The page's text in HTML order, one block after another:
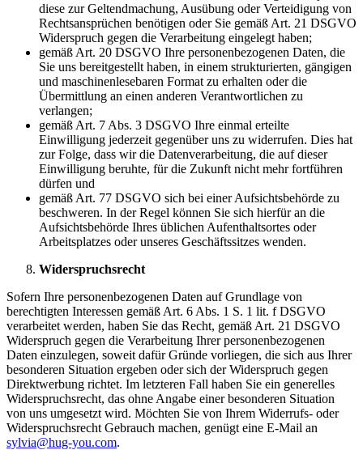
diese zur Geltendmachung, Ausübung oder Verteidigung von
Rechtsansprüchen benötigen oder Sie gemäß Art. 21 DSGVO
Widerspruch gegen die Verarbeitung eingelegt haben;
gemäß Art. 20 DSGVO Ihre personenbezogenen Daten, die
Sie uns bereitgestellt haben, in einem strukturierten, gängigen
und maschinenlesebaren Format zu erhalten oder die
Übermittlung an einen anderen Verantwortlichen zu
verlangen;
gemäß Art. 7 Abs. 3 DSGVO Ihre einmal erteilte
Einwilligung jederzeit gegenüber uns zu widerrufen. Dies hat
zur Folge, dass wir die Datenverarbeitung, die auf dieser
Einwilligung beruhte, für die Zukunft nicht mehr fortführen
dürfen und
gemäß Art. 77 DSGVO sich bei einer Aufsichtsbehörde zu
beschweren. In der Regel können Sie sich hierfür an die
Aufsichtsbehörde Ihres üblichen Aufenthaltsortes oder
Arbeitsplatzes oder unseres Geschäftssitzes wenden.
Widerspruchsrecht
Sofern Ihre personenbezogenen Daten auf Grundlage von
berechtigten Interessen gemäß Art. 6 Abs. 1 S. 1 lit. f DSGVO
verarbeitet werden, haben Sie das Recht, gemäß Art. 21 DSGVO
Widerspruch gegen die Verarbeitung Ihrer personenbezogenen
Daten einzulegen, soweit dafür Gründe vorliegen, die sich aus Ihrer
besonderen Situation ergeben oder sich der Widerspruch gegen
Direktwerbung richtet. Im letzteren Fall haben Sie ein generelles
Widerspruchsrecht, das ohne Angabe einer besonderen Situation
von uns umgesetzt wird. Möchten Sie von Ihrem Widerrufs- oder
Widerspruchsrecht Gebrauch machen, genügt eine E-Mail an
sylvia@hug-you.com.